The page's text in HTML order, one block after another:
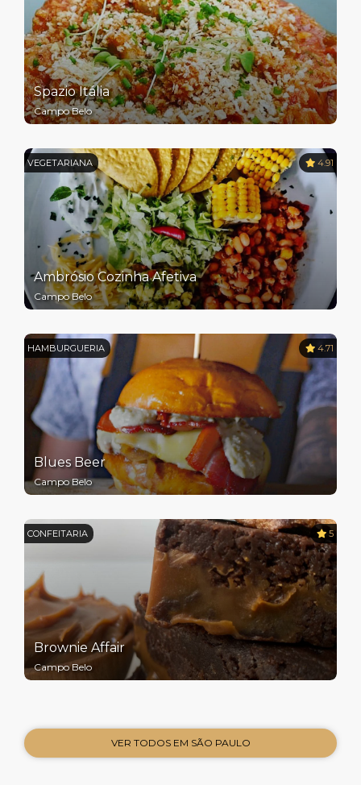
Spazio Itália
Campo Belo
VEGETARIANA 4.91
Ambrósio Cozinha Afetiva
Campo Belo
HAMBURGUERIA 4.71
Blues Beer
Campo Belo
CONFEITARIA 5
Brownie Affair
Campo Belo
VER TODOS EM SÃO PAULO